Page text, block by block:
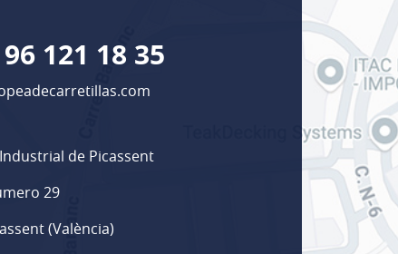
121 18 35
de Picassent
29
(València)